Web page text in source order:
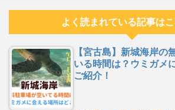
よく読まれている記事はこ
【宮古島】新城海岸の
いる時間は？ウミガメ
ご紹介！